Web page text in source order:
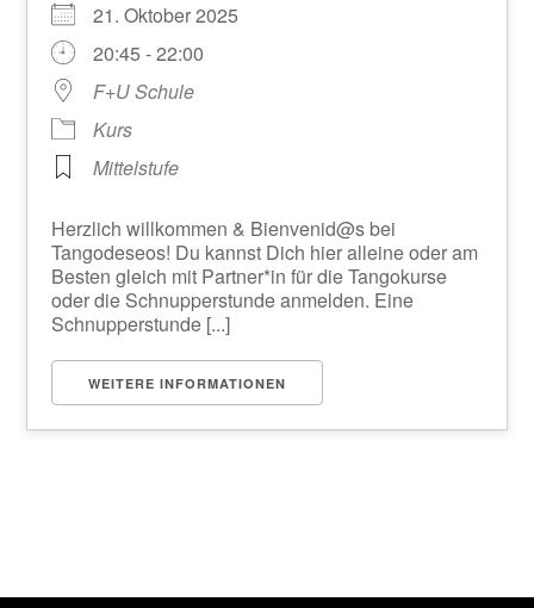
21. Oktober 2025
20:45 - 22:00
F+U Schule
Kurs
Mittelstufe
Herzlich willkommen & Bienvenid@s bei
Tangodeseos! Du kannst Dich hier alleine oder am
Besten gleich mit Partner*in für die Tangokurse
oder die Schnupperstunde anmelden. Eine
Schnupperstunde [...]
WEITERE INFORMATIONEN